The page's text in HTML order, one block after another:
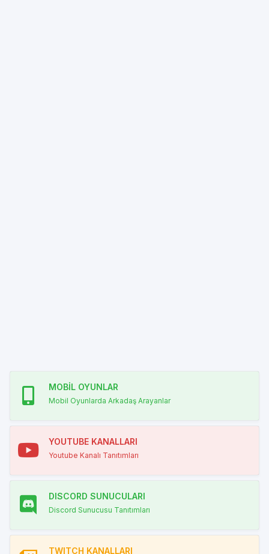
MOBİL OYUNLAR
Mobil Oyunlarda Arkadaş Arayanlar
YOUTUBE KANALLARI
Youtube Kanalı Tanıtımları
DISCORD SUNUCULARI
Discord Sunucusu Tanıtımları
TWITCH KANALLARI